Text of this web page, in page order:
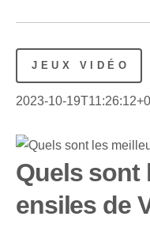
JEUX VIDÉO
2023-10-
Quels sont
ensiles de